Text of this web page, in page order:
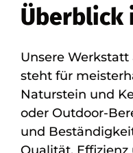
Überblick
Unsere
steht für
Naturstein und
oder Outdoor-
und